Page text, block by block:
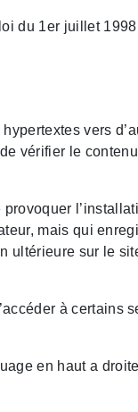
du 1er juillet
vers
vérifier le
mais qui
sur le
à
en haut a